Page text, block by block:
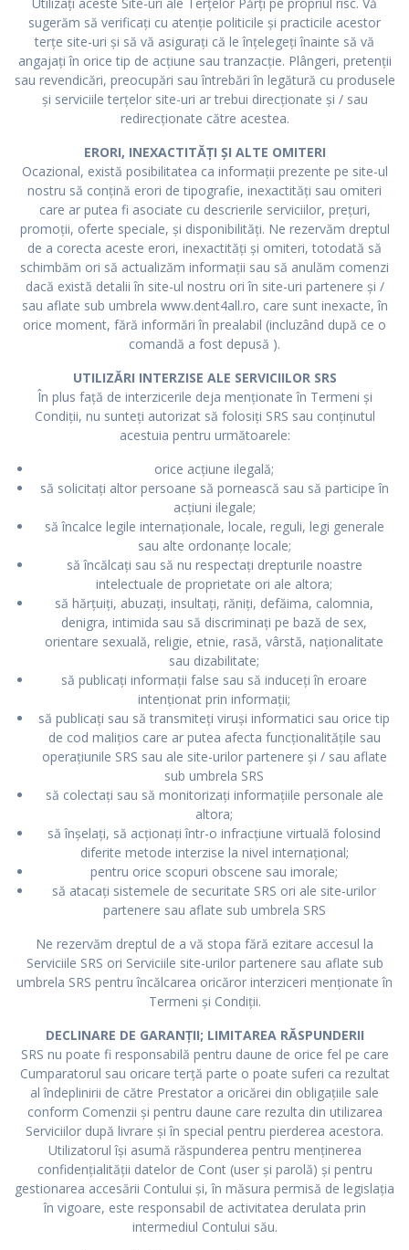
sugerăm să verificați cu atenție politicile și practicile acestor
terțe site-uri și să vă asigurați că le înțelegeți înainte să vă
angajați în orice tip de acțiune sau tranzacție. Plângeri, pretenții
sau revendicări, preocupări sau întrebări în legătură cu produsele
și serviciile terțelor site-uri ar trebui direcționate și / sau
redirecționate către acestea.
ERORI, INEXACTITĂȚI ȘI ALTE OMITERI
Ocazional, există posibilitatea ca informații prezente pe site-ul
nostru să conțină erori de tipografie, inexactități sau omiteri
care ar putea fi asociate cu descrierile serviciilor, prețuri,
promoții, oferte speciale, și disponibilități. Ne rezervăm dreptul
de a corecta aceste erori, inexactități și omiteri, totodată să
schimbăm ori să actualizăm informații sau să anulăm comenzi
dacă există detalii în site-ul nostru ori în site-uri partenere și /
sau aflate sub umbrela www.dent4all.ro, care sunt inexacte, în
orice moment, fără informări în prealabil (incluzând după ce o
comandă a fost depusă ).
UTILIZĂRI INTERZISE ALE SERVICIILOR SRS
În plus față de interzicerile deja menționate în Termeni și
Condiții, nu sunteți autorizat să folosiți SRS sau conținutul
acestuia pentru următoarele:
orice acțiune ilegală;
să solicitați altor persoane să pornească sau să participe în
acțiuni ilegale;
să încalce legile internaționale, locale, reguli, legi generale
sau alte ordonanțe locale;
să încălcați sau să nu respectați drepturile noastre
intelectuale de proprietate ori ale altora;
să hărțuiți, abuzați, insultați, răniți, defăima, calomnia,
denigra, intimida sau să discriminați pe bază de sex,
orientare sexuală, religie, etnie, rasă, vârstă, naționalitate
sau dizabilitate;
să publicați informații false sau să induceți în eroare
intenționat prin informații;
să publicați sau să transmiteți viruși informatici sau orice tip
de cod malițios care ar putea afecta funcționalitățile sau
operațiunile SRS sau ale site-urilor partenere și / sau aflate
sub umbrela SRS
să colectați sau să monitorizați informațiile personale ale
altora;
să înșelați, să acționați într-o infracțiune virtuală folosind
diferite metode interzise la nivel internațional;
pentru orice scopuri obscene sau imorale;
să atacați sistemele de securitate SRS ori ale site-urilor
partenere sau aflate sub umbrela SRS
Ne rezervăm dreptul de a vă stopa fără ezitare accesul la
Serviciile SRS ori Serviciile site-urilor partenere sau aflate sub
umbrela SRS pentru încălcarea oricăror interziceri menționate în
Termeni și Condiții.
DECLINARE DE GARANȚII; LIMITAREA RĂSPUNDERII
SRS nu poate fi responsabilă pentru daune de orice fel pe care
Cumparatorul sau oricare terță parte o poate suferi ca rezultat
al îndeplinirii de către Prestator a oricărei din obligațiile sale
conform Comenzii și pentru daune care rezulta din utilizarea
Serviciilor după livrare și în special pentru pierderea acestora.
Utilizatorul își asumă răspunderea pentru menținerea
confidențialității datelor de Cont (user și parolă) și pentru
gestionarea accesării Contului și, în măsura permisă de legislația
în vigoare, este responsabil de activitatea derulata prin
intermediul Contului său.